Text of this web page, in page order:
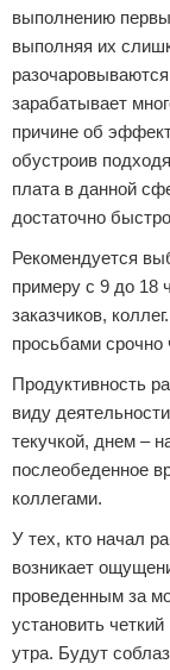
выполнению
выполняя их
зарабатывает
причине об
обустроив
плата в данной
достаточно
Рекомендуется
примеру с 9 до 18
заказчиков,
просьбами срочно
Продуктивность
виду
текучкой, днем –
послеобеденное
коллегами.
У тех, кто начал
возникает
проведенным за
установить
утра. Будут